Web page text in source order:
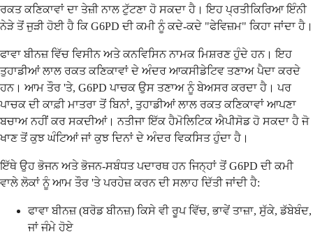
ਰਕਤ ਕਣਿਕਾਵਾਂ ਦਾ ਤੇਜ਼ੀ ਨਾਲ ਟੁੱਟਣਾ ਹੋ ਸਕਦਾ ਹੈ। ਇਹ ਪ੍ਰਤੀਕਿਰਿਆ ਇੰਨੀ
ਨੇੜੇ ਤੋਂ ਜੁੜੀ ਹੋਈ ਹੈ ਕਿ G6PD ਦੀ ਕਮੀ ਨੂੰ ਕਦੇ-ਕਦੇ "ਫੇਵਿਜ਼ਮ" ਕਿਹਾ ਜਾਂਦਾ ਹੈ।
ਫਾਵਾ ਬੀਨਜ਼ ਵਿੱਚ ਵਿਸੀਨ ਅਤੇ ਕਨਵਿਸਿਨ ਨਾਮਕ ਮਿਸ਼ਰਣ ਹੁੰਦੇ ਹਨ। ਇਹ
ਤੁਹਾਡੀਆਂ ਲਾਲ ਰਕਤ ਕਣਿਕਾਵਾਂ ਦੇ ਅੰਦਰ ਆਕਸੀਡੇਟਿਵ ਤਣਾਅ ਪੈਦਾ ਕਰਦੇ
ਹਨ। ਆਮ ਤੌਰ 'ਤੇ, G6PD ਪਾਚਕ ਉਸ ਤਣਾਅ ਨੂੰ ਬੇਅਸਰ ਕਰਦਾ ਹੈ। ਪਰ
ਪਾਚਕ ਦੀ ਕਾਫ਼ੀ ਮਾਤਰਾ ਤੋਂ ਬਿਨਾਂ, ਤੁਹਾਡੀਆਂ ਲਾਲ ਰਕਤ ਕਣਿਕਾਵਾਂ ਆਪਣਾ
ਬਚਾਅ ਨਹੀਂ ਕਰ ਸਕਦੀਆਂ। ਨਤੀਜਾ ਇੱਕ ਹੈਮੋਲਿਟਿਕ ਐਪੀਸੋਡ ਹੋ ਸਕਦਾ ਹੈ ਜੋ
ਖਾਣ ਤੋਂ ਕੁਝ ਘੰਟਿਆਂ ਜਾਂ ਕੁਝ ਦਿਨਾਂ ਦੇ ਅੰਦਰ ਵਿਕਸਿਤ ਹੁੰਦਾ ਹੈ।
ਇੱਥੇ ਉਹ ਭੋਜਨ ਅਤੇ ਭੋਜਨ-ਸਬੰਧਤ ਪਦਾਰਥ ਹਨ ਜਿਨ੍ਹਾਂ ਤੋਂ G6PD ਦੀ ਕਮੀ
ਵਾਲੇ ਲੋਕਾਂ ਨੂੰ ਆਮ ਤੌਰ 'ਤੇ ਪਰਹੇਜ਼ ਕਰਨ ਦੀ ਸਲਾਹ ਦਿੱਤੀ ਜਾਂਦੀ ਹੈ:
ਫਾਵਾ ਬੀਨਜ਼ (ਬਰੋਡ ਬੀਨਜ਼) ਕਿਸੇ ਵੀ ਰੂਪ ਵਿੱਚ, ਭਾਵੇਂ ਤਾਜ਼ਾ, ਸੁੱਕੇ, ਡੱਬੇਬੰਦ,
ਜਾਂ ਜੰਮੇ ਹੋਏ